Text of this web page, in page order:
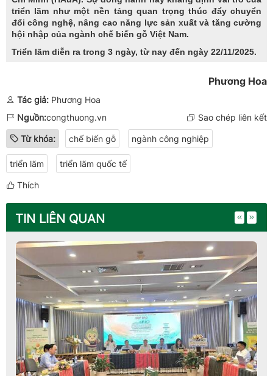
đổi công nghệ, nâng cao năng lực sản xuất và tăng cường
hội nhập của ngành chế biến gỗ Việt Nam.
Triển lãm diễn ra trong 3 ngày, từ nay đến ngày 22/11/2025.
Nguồn:congthuong.vn
Từ khóa: chế biến gỗ ngành công nghiệp
triển lãm triển lãm quốc tế
Thích
TIN LIÊN QUAN